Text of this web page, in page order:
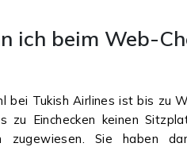
ich beim Web-
bei Tukish Airlines ist bis zu
zu Einchecken keinen
zugewiesen. Sie haben